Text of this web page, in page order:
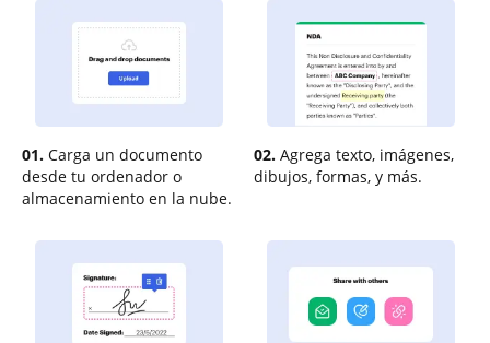
01. Carga un documento
desde tu ordenador o
almacenamiento en la nube.
02. Agrega texto, imágenes,
dibujos, formas, y más.